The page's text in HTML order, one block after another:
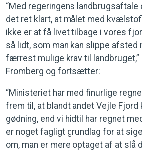
“Med regeringens landbrugsaftale
det ret klart, at målet med
ikke er at få livet tilbage i vores
så lidt, som man kan slippe afsted
færrest mulige krav til landbruget,”
Fromberg og fortsætter:
“Ministeriet har med finurlige
frem til, at blandt andet Vejle Fjord
gødning, end vi hidtil har regnet
er noget fagligt grundlag for at
om, man er mere optaget af at slå